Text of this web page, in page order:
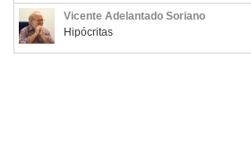
Vicente Adelantado Soriano
Hipócritas